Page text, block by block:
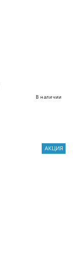
В наличии
АКЦИЯ